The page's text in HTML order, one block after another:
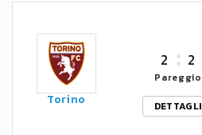
Torino
2 2
Pareggio
DETTAGLI